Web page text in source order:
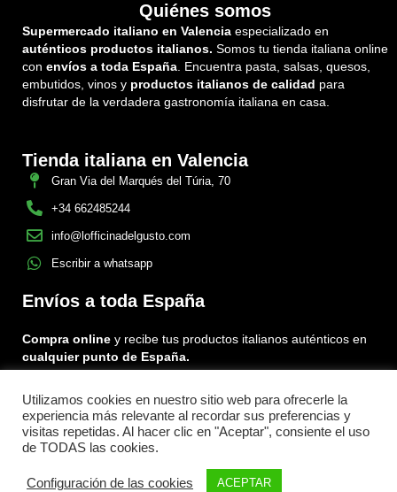
Quiénes somos
Supermercado italiano en Valencia especializado en
auténticos productos italianos. Somos tu tienda italiana online
con envíos a toda España. Encuentra pasta, salsas, quesos,
embutidos, vinos y productos italianos de calidad para
disfrutar de la verdadera gastronomía italiana en casa.
Tienda italiana en Valencia
Gran Via del Marqués del Túria, 70
+34 662485244
info@lofficinadelgusto.com
Escribir a whatsapp
Envíos a toda España
Compra online y recibe tus productos italianos auténticos en
cualquier punto de España.
Encuéntranos en:
FacebookInstagram
Tiktok
Menu
Utilizamos cookies en nuestro sitio web para ofrecerle la
experiencia más relevante al recordar sus preferencias y
visitas repetidas. Al hacer clic en "Aceptar", consiente el uso
de TODAS las cookies.
Configuración de las cookies ACEPTAR